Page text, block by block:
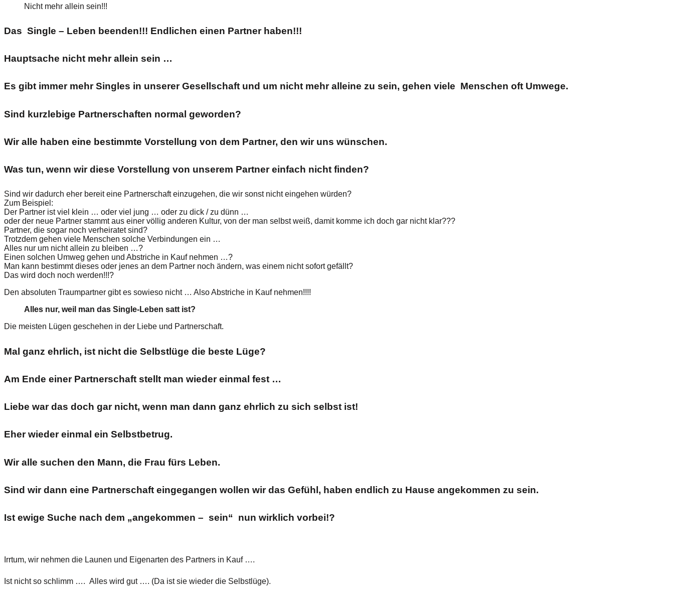
Nicht mehr allein sein!!!
Das Single – Leben beenden!!! Endlichen einen Partner haben!!!
Hauptsache nicht mehr allein sein …
Es gibt immer mehr Singles in unserer Gesellschaft und um nicht mehr alleine zu sein, gehen viele Menschen oft Umwege.
Sind kurzlebige Partnerschaften normal geworden?
Wir alle haben eine bestimmte Vorstellung von dem Partner, den wir uns wünschen.
Was tun, wenn wir diese Vorstellung von unserem Partner einfach nicht finden?
Sind wir dadurch eher bereit eine Partnerschaft einzugehen, die wir sonst nicht eingehen würden?
Zum Beispiel:
Der Partner ist viel klein … oder viel jung … oder zu dick / zu dünn …
oder der neue Partner stammt aus einer völlig anderen Kultur, von der man selbst weiß, damit komme ich doch gar nicht klar???
Partner, die sogar noch verheiratet sind?
Trotzdem gehen viele Menschen solche Verbindungen ein …
Alles nur um nicht allein zu bleiben …?
Einen solchen Umweg gehen und Abstriche in Kauf nehmen …?
Man kann bestimmt dieses oder jenes an dem Partner noch ändern, was einem nicht sofort gefällt?
Das wird doch noch werden!!!?
Den absoluten Traumpartner gibt es sowieso nicht … Also Abstriche in Kauf nehmen!!!!
Alles nur, weil man das Single-Leben satt ist?
Die meisten Lügen geschehen in der Liebe und Partnerschaft.
Mal ganz ehrlich, ist nicht die Selbstlüge die beste Lüge?
Am Ende einer Partnerschaft stellt man wieder einmal fest …
Liebe war das doch gar nicht, wenn man dann ganz ehrlich zu sich selbst ist!
Eher wieder einmal ein Selbstbetrug.
Wir alle suchen den Mann, die Frau fürs Leben.
Sind wir dann eine Partnerschaft eingegangen wollen wir das Gefühl, haben endlich zu Hause angekommen zu sein.
Ist ewige Suche nach dem „angekommen – sein“ nun wirklich vorbei!?
Irrtum, wir nehmen die Launen und Eigenarten des Partners in Kauf ….
Ist nicht so schlimm …. Alles wird gut …. (Da ist sie wieder die Selbstlüge).